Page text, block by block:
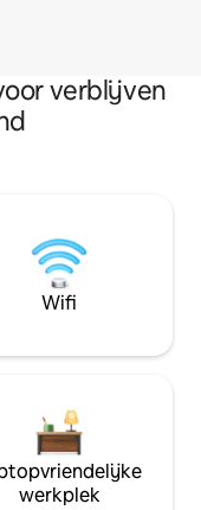
verblijven
Wifi
werkplek